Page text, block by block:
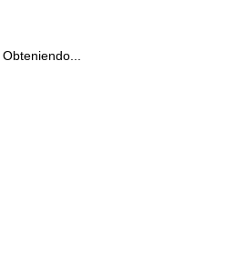
Obteniendo...